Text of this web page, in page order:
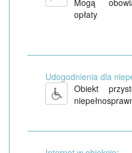
Mogą
opłaty
Udogodnienia dla
Obiekt